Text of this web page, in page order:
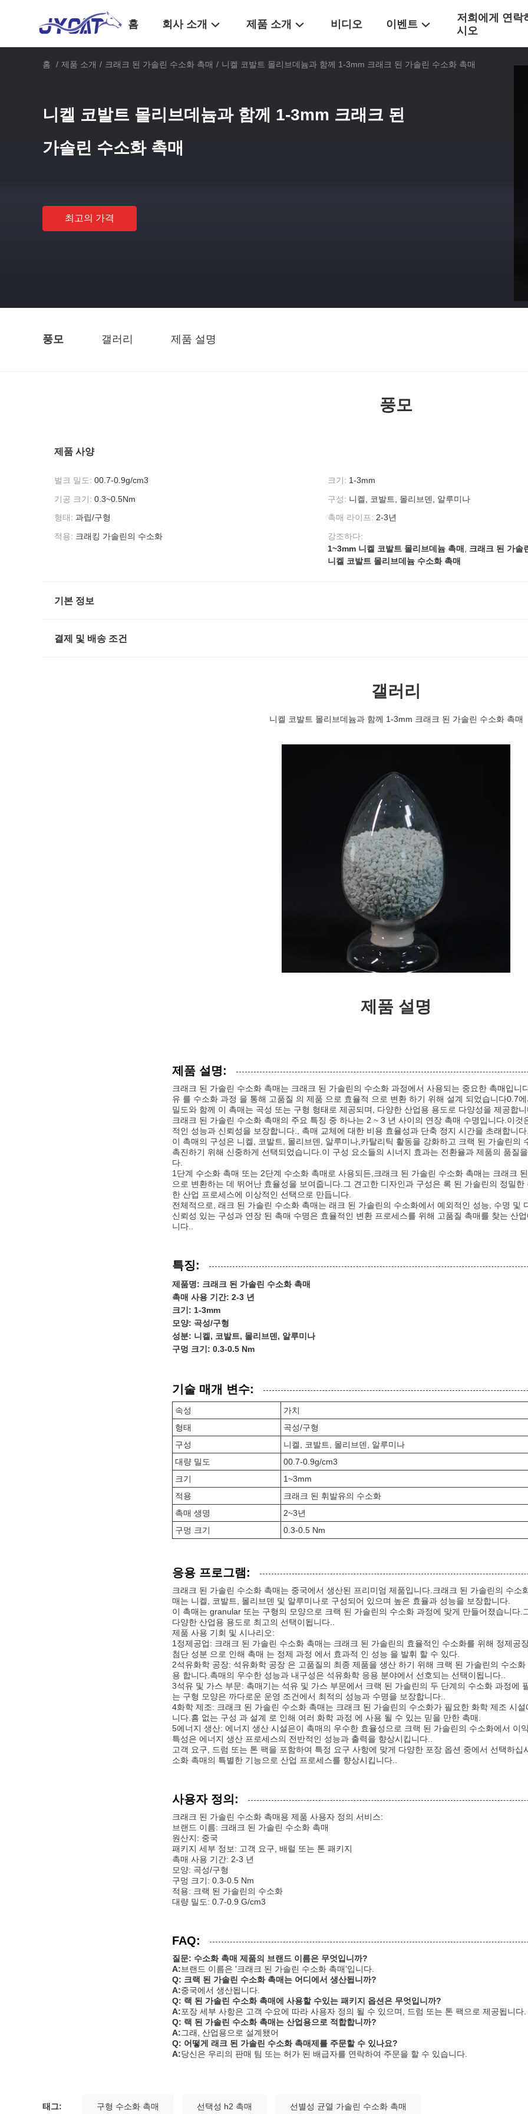
홈 회사 소개 제품 소개 비디오 이벤트
저희에게 연락
시오
홈 / 제품 소개 / 크래크 된 가솔린 수소화 촉매 / 니켈 코발트 몰리브데늄과 함께 1-3mm 크래크 된 가솔린 수소화 촉매
니켈 코발트 몰리브데늄과 함께 1-3mm 크래크 된
가솔린 수소화 촉매
최고의 가격
풍모 갤러리 제품 설명
풍모
제품 사양
벌크 밀도: 00.7-0.9g/cm3 크기: 1-3mm
기공 크기: 0.3~0.5Nm 구성: 니켈, 코발트, 몰리브덴, 알루미나
형태: 과립/구형 촉매 라이프: 2-3년
적용: 크래킹 가솔린의 수소화
강조하다:
1~3mm 니켈 코발트 몰리브데늄 촉매
크래크 된 가솔
니켈 코발트 몰리브데늄 수소화 촉매
기본 정보
결제 및 배송 조건
갤러리
니켈 코발트 몰리브데늄과 함께 1-3mm 크래크 된 가솔린 수소화 촉매
제품 설명
제품 설명:
크래크 된 가솔린 수소화 촉매는 크래크 된 가솔린의 수소화 과정에서 사용되는 중요한 촉매입니
유 를 수소화 과정 을 통해 고품질 의 제품 으로 효율적 으로 변환 하기 위해 설계 되었습니다0.7
밀도와 함께 이 촉매는 곡성 또는 구형 형태로 제공되며, 다양한 산업용 용도로 다양성을 제공합니
크래크 된 가솔린 수소화 촉매의 주요 특징 중 하나는 2 ~ 3 년 사이의 연장 촉매 수명입니다.이것
적인 성능과 신뢰성을 보장합니다., 촉매 교체에 대한 비용 효율성과 단축 정지 시간을 초래합니다.
이 촉매의 구성은 니켈, 코발트, 몰리브덴, 알루미나,카탈리틱 활동을 강화하고 크랙 된 가솔린의
촉진하기 위해 신중하게 선택되었습니다.이 구성 요소들의 시너지 효과는 전환율과 제품의 품질
다.
1단계 수소화 촉매 또는 2단계 수소화 촉매로 사용되든,크래크 된 가솔린 수소화 촉매는 크래크
으로 변환하는 데 뛰어난 효율성을 보여줍니다.그 견고한 디자인과 구성은 록 된 가솔린의 정밀
한 산업 프로세스에 이상적인 선택으로 만듭니다.
전체적으로, 래크 된 가솔린 수소화 촉매는 래크 된 가솔린의 수소화에서 예외적인 성능, 수명 및
신뢰성 있는 구성과 연장 된 촉매 수명은 효율적인 변환 프로세스를 위해 고품질 촉매를 찾는 산
니다..
특징:
제품명: 크래크 된 가솔린 수소화 촉매
촉매 사용 기간: 2-3 년
크기: 1-3mm
모양: 곡성/구형
성분: 니켈, 코발트, 몰리브덴, 알루미나
구멍 크기: 0.3-0.5 Nm
기술 매개 변수:
속성
가치
형태
곡성/구형
구성
니켈, 코발트, 몰리브덴, 알루미나
대량 밀도
00.7-0.9g/cm3
크기
1~3mm
적용
크래크 된 휘발유의 수소화
촉매 생명
2~3년
구멍 크기
0.3-0.5 Nm
응용 프로그램:
크래크 된 가솔린 수소화 촉매는 중국에서 생산된 프리미엄 제품입니다.크래크 된 가솔린의 수소
매는 니켈, 코발트, 몰리브덴 및 알루미나로 구성되어 있으며 높은 효율과 성능을 보장합니다.
이 촉매는 granular 또는 구형의 모양으로 크랙 된 가솔린의 수소화 과정에 맞게 만들어졌습니다.
다양한 산업용 용도로 최고의 선택이됩니다..
제품 사용 기회 및 시나리오:
1정제공업: 크래크 된 가솔린 수소화 촉매는 크래크 된 가솔린의 효율적인 수소화를 위해 정제공
첨단 성분 으로 인해 촉매 는 정제 과정 에서 효과적 인 성능 을 발휘 할 수 있다.
2석유화학 공장: 석유화학 공장 은 고품질의 최종 제품을 생산 하기 위해 크랙 된 가솔린의 수소
용 합니다.촉매의 우수한 성능과 내구성은 석유화학 응용 분야에서 선호되는 선택이됩니다..
3석유 및 가스 부문: 촉매기는 석유 및 가스 부문에서 크랙 된 가솔린의 두 단계의 수소화 과정에
는 구형 모양은 까다로운 운영 조건에서 최적의 성능과 수명을 보장합니다..
4화학 제조: 크래크 된 가솔린 수소화 촉매는 크래크 된 가솔린의 수소화가 필요한 화학 제조 시
니다.흠 없는 구성 과 설계 로 인해 여러 화학 과정 에 사용 될 수 있는 믿을 만한 촉매.
5에너지 생산: 에너지 생산 시설은이 촉매의 우수한 효율성으로 크랙 된 가솔린의 수소화에서 이
특성은 에너지 생산 프로세스의 전반적인 성능과 출력을 향상시킵니다..
고객 요구, 드럼 또는 톤 팩을 포함하여 특정 요구 사항에 맞게 다양한 포장 옵션 중에서 선택하십
소화 촉매의 특별한 기능으로 산업 프로세스를 향상시킵니다..
사용자 정의:
크래크 된 가솔린 수소화 촉매용 제품 사용자 정의 서비스:
브랜드 이름: 크래크 된 가솔린 수소화 촉매
원산지: 중국
패키지 세부 정보: 고객 요구, 배럴 또는 톤 패키지
촉매 사용 기간: 2-3 년
모양: 곡성/구형
구멍 크기: 0.3-0.5 Nm
적용: 크랙 된 가솔린의 수소화
대량 밀도: 0.7-0.9 G/cm3
FAQ:
질문: 수소화 촉매 제품의 브랜드 이름은 무엇입니까?
A:브랜드 이름은 '크래크 된 가솔린 수소화 촉매'입니다.
Q: 크랙 된 가솔린 수소화 촉매는 어디에서 생산됩니까?
A:중국에서 생산됩니다.
Q: 랙 된 가솔린 수소화 촉매에 사용할 수있는 패키지 옵션은 무엇입니까?
A:포장 세부 사항은 고객 수요에 따라 사용자 정의 될 수 있으며, 드럼 또는 톤 팩으로 제공됩니다.
Q: 랙 된 가솔린 수소화 촉매는 산업용으로 적합합니까?
A:그래, 산업용으로 설계됐어
Q: 어떻게 래크 된 가솔린 수소화 촉매제를 주문할 수 있나요?
A:당신은 우리의 판매 팀 또는 허가 된 배급자를 연락하여 주문을 할 수 있습니다.
태그: 구형 수소화 촉매 선택성 h2 촉매 선별성 균열 가솔린 수소화 촉매